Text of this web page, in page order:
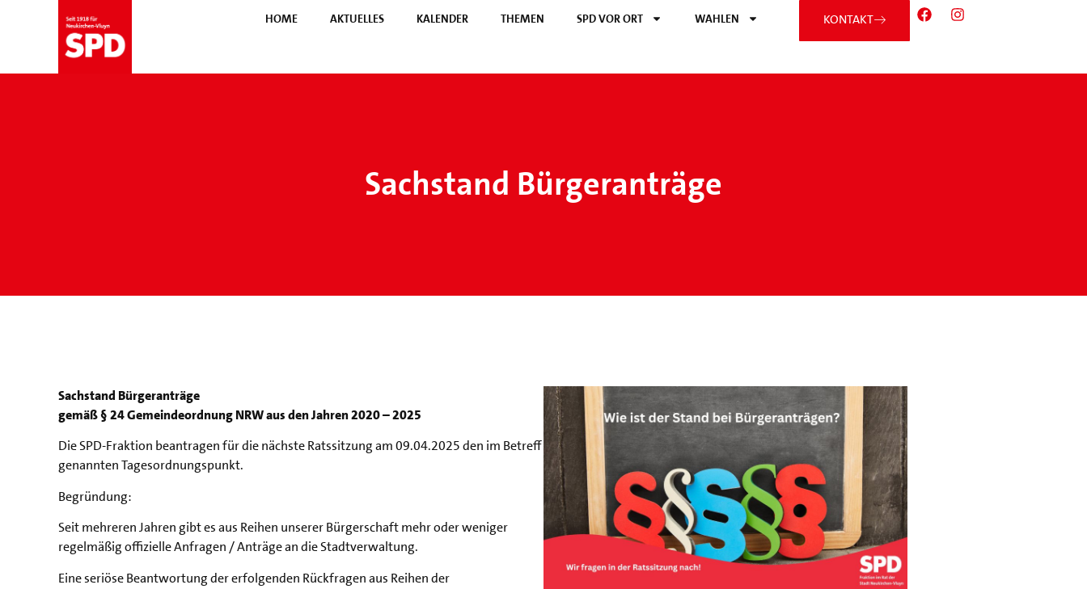
HOME AKTUELLES KALENDER THEMEN SPD VOR ORT WAHLEN KONTAKT
Sachstand Bürgeranträge
Sachstand Bürgeranträge
gemäß § 24 Gemeindeordnung NRW aus den Jahren 2020 – 2025
Die SPD-Fraktion beantragen für die nächste Ratssitzung am 09.04.2025 den im Betreff
genannten Tagesordnungspunkt.
Begründung:
Seit mehreren Jahren gibt es aus Reihen unserer Bürgerschaft mehr oder weniger
regelmäßig offizielle Anfragen / Anträge an die Stadtverwaltung.
Eine seriöse Beantwortung der erfolgenden Rückfragen aus Reihen der